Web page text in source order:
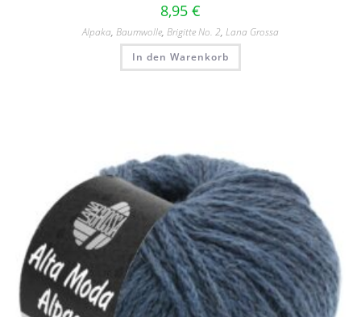
8,95 €
Alpaka, Baumwolle, Brigitte No. 2, Lana Grossa
In den Warenkorb